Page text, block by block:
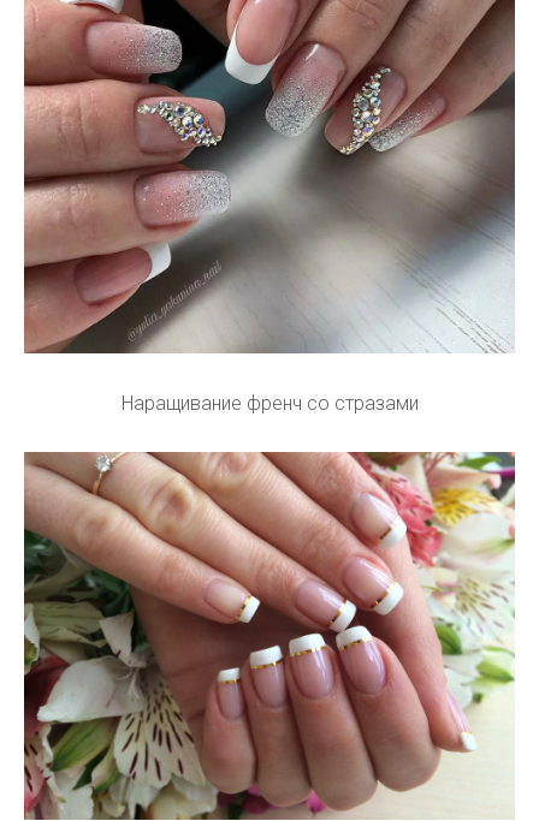
Наращивание френч со стразами